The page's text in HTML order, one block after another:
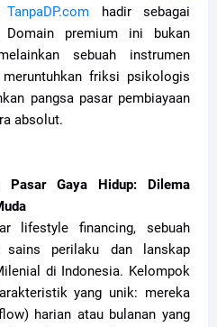
TanpaDP.com hadir sebagai
premium ini bukan
sebuah instrumen
friksi psikologis
pangsa pasar pembiayaan
absolut.
Pasar Gaya Hidup: Dilema
lifestyle financing, sebuah
sains perilaku dan lanskap
di Indonesia. Kelompok
yang unik: mereka
harian atau bulanan yang